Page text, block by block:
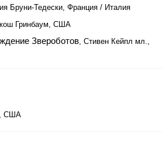
Бруни-Тедески, Франция / Италия
Гринбаум, США
Звероботов, Стивен Кейпл мл.,
США